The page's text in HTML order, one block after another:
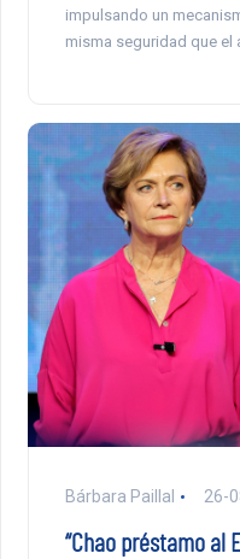
impulsando un
misma seguridad que el
Bárbara Paillal 26-
“Chao préstamo al